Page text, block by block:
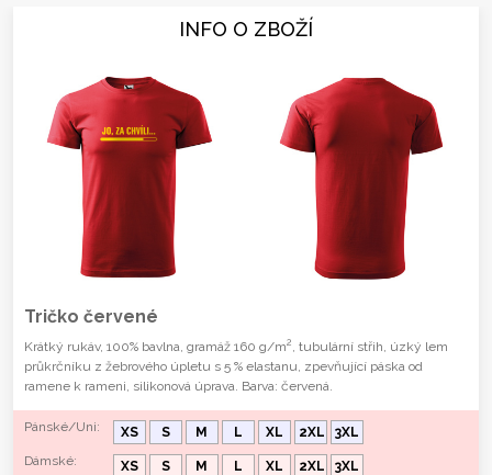
INFO O ZBOŽÍ
Tričko červené
Krátký rukáv, 100% bavlna, gramáž 160 g/m2
, tubulární střih, úzký lem
průkrčníku z žebrového úpletu s 5 % elastanu, zpevňující páska od
ramene k rameni, silikonová úprava. Barva: červená.
Pánské/Uni: XS S M L XL 2XL
3XL
Dámské:
XS S M L XL 2XL
3XL